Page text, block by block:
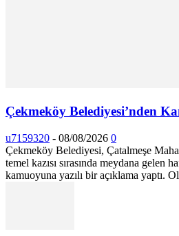
Çekmeköy Belediyesi’nden
u7159320 - 08/08/2026 0
Çekmeköy Belediyesi, Çatalmeşe
temel kazısı sırasında meydana gelen
kamuoyuna yazılı bir açıklama yaptı.